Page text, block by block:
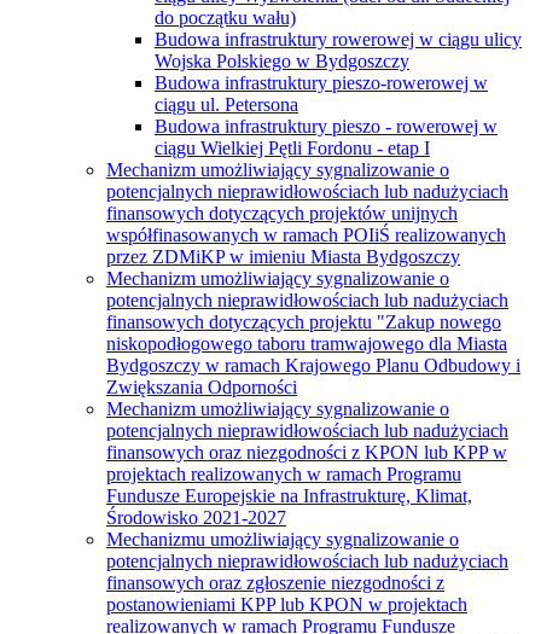
do początku wału)
Budowa infrastruktury rowerowej w ciągu ulicy
Wojska Polskiego w Bydgoszczy
Budowa infrastruktury pieszo-rowerowej w
ciągu ul. Petersona
Budowa infrastruktury pieszo - rowerowej w
ciągu Wielkiej Pętli Fordonu - etap I
Mechanizm umożliwiający sygnalizowanie o
potencjalnych nieprawidłowościach lub nadużyciach
finansowych dotyczących projektów unijnych
współfinasowanych w ramach POIiŚ realizowanych
przez ZDMiKP w imieniu Miasta Bydgoszczy
Mechanizm umożliwiający sygnalizowanie o
potencjalnych nieprawidłowościach lub nadużyciach
finansowych dotyczących projektu "Zakup nowego
niskopodłogowego taboru tramwajowego dla Miasta
Bydgoszczy w ramach Krajowego Planu Odbudowy i
Zwiększania Odporności
Mechanizm umożliwiający sygnalizowanie o
potencjalnych nieprawidłowościach lub nadużyciach
finansowych oraz niezgodności z KPON lub KPP w
projektach realizowanych w ramach Programu
Fundusze Europejskie na Infrastrukturę, Klimat,
Środowisko 2021-2027
Mechanizmu umożliwiający sygnalizowanie o
potencjalnych nieprawidłowościach lub nadużyciach
finansowych oraz zgłoszenie niezgodności z
postanowieniami KPP lub KPON w projektach
realizowanych w ramach Programu Fundusze